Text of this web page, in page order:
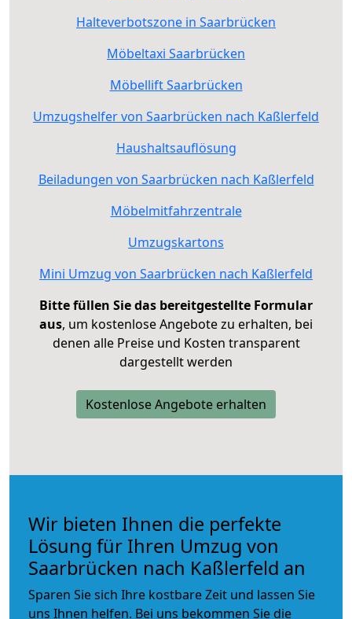
Halteverbotszone in Saarbrücken
Möbeltaxi Saarbrücken
Möbellift Saarbrücken
Umzugshelfer von Saarbrücken nach Kaßlerfeld
Haushaltsauflösung
Beiladungen von Saarbrücken nach Kaßlerfeld
Möbelmitfahrzentrale
Umzugskartons
Mini Umzug von Saarbrücken nach Kaßlerfeld
Bitte füllen Sie das bereitgestellte Formular
aus, um kostenlose Angebote zu erhalten, bei
denen alle Preise und Kosten transparent
dargestellt werden
Kostenlose Angebote erhalten
Wir bieten Ihnen die perfekte
Lösung für Ihren Umzug von
Saarbrücken nach Kaßlerfeld an
Sparen Sie sich Ihre kostbare Zeit und lassen Sie
uns Ihnen helfen. Bei uns bekommen Sie die